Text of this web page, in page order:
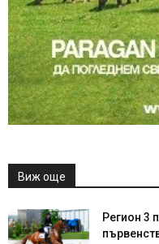
Виж още
Регион 3